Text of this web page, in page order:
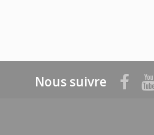
Nous suivre